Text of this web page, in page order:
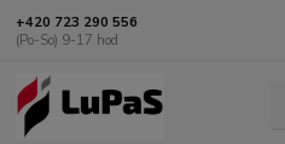
+420 723 290 556
(Po-So) 9-17 hod